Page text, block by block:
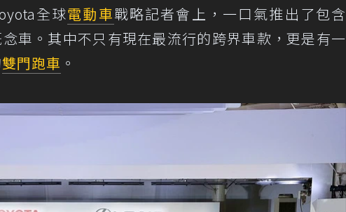
全球電動車戰略記者會上，一口氣推出了包含
車。其中不只有現在最流行的跨界車款，更是有一
雙門跑車 。